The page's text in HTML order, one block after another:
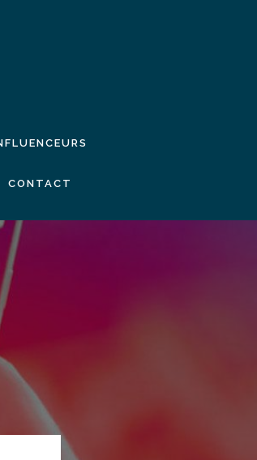
CONTACT